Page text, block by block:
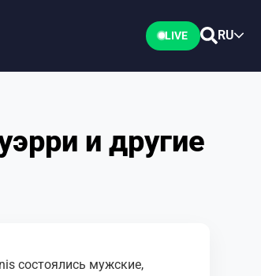
LIVE RU
и другие
состоялись мужские,